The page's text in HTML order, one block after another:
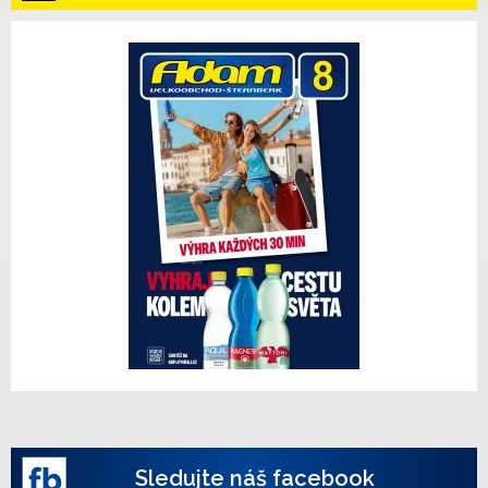
Sledujte náš facebook